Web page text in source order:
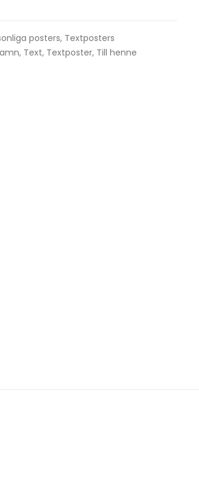
posters, Textposters
, Text, Textposter, Till henne